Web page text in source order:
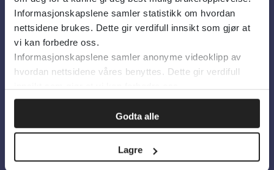
Informasjonskapslene samler statistikk om hvordan
nettsidene brukes. Dette gir verdifull innsikt som gjør at
vi kan forbedre oss.
Informasjonskapslene samler anonyme videoklipp av
hvordan nettsidene våres benyttes. Dette gir verdifull
Godta alle
Lagre
Om oss
Om Helsebiblioteket
Personvern og informasjonskapsler
Tilgjengelighetserklæring
Information in English
Bilder fra Colourbox.com